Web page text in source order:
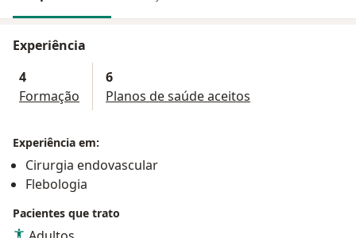
Experiência
4
Formação
6
Planos de saúde aceitos
Experiência em:
Cirurgia endovascular
Flebologia
Pacientes que trato